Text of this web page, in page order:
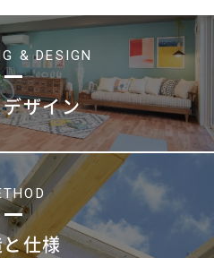
& DESIGN
ザイン
仕様